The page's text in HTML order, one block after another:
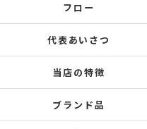
フロー
代表あいさつ
当店の特徴
ブランド品